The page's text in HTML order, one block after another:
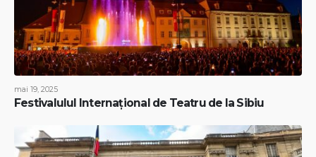
mai 19, 2025
Festivalulul Internațional de Teatru de la Sibiu